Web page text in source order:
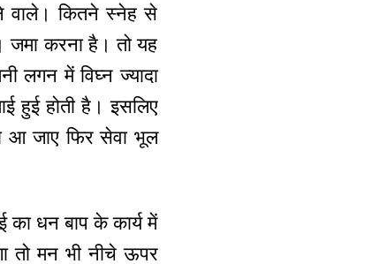
वाले। कितने स्नेह से
जमा करना है। तो यह
लगन में विघ्न ज्यादा
हुई होती है। इसलिए
आ जाए फिर सेवा भूल
का धन बाप के कार्य में
तो मन भी नीचे ऊपर